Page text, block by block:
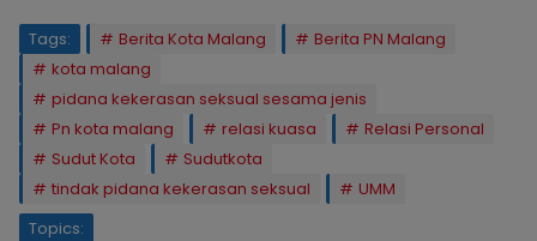
Tags: Berita Kota Malang
Berita PN Malang
kota malang
pidana kekerasan seksual sesama jenis
Pn kota malang
relasi kuasa
Relasi Personal
Sudut Kota
Sudutkota
tindak pidana kekerasan seksual
UMM
Topics: